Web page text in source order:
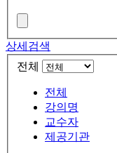
상세검색
전체
전체
강의명
교수자
제공기관